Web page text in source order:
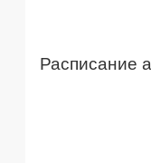
Расписание